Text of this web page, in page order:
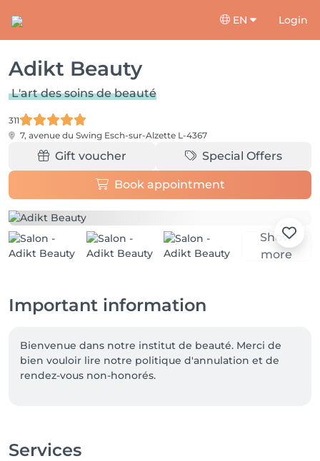
EN Login
Adikt Beauty
L'art des soins de beauté
311
7, avenue du Swing Esch-sur-Alzette L-4367
Gift voucher Special Offers
Book appointment
Show
more
Important information
Bienvenue dans notre institut de beauté. Merci de
bien vouloir lire notre politique d'annulation et de
rendez-vous non-honorés.
Services